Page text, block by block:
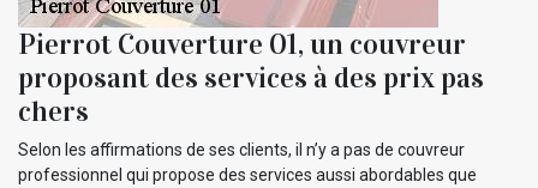
Pierrot Couverture 01, un couvreur
proposant des services à des prix pas
chers
Selon les affirmations de ses clients, il n’y a pas de couvreur
professionnel qui propose des services aussi abordables que